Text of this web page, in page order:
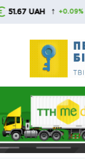
Skip
UAH ↑ +0.09%